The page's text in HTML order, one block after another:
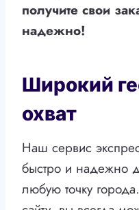
получите свои
надежно!
Широкий
охват
Наш сервис
быстро и надежно
любую точку